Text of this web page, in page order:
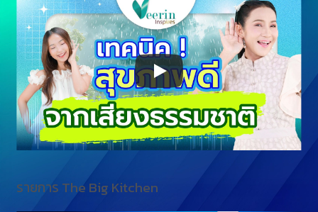
รายการ The Big Kitchen